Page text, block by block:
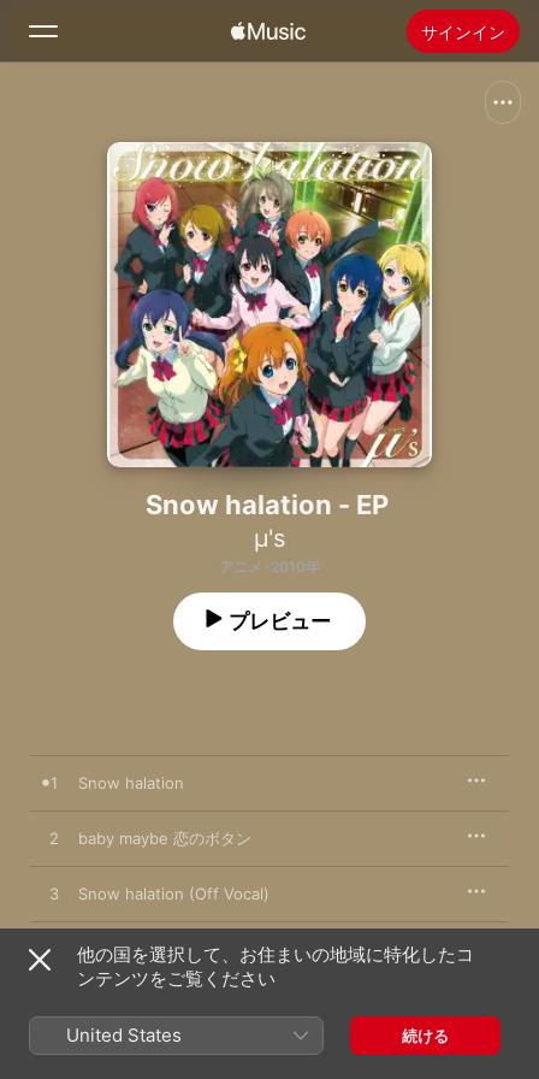
サインイン
ホーム
新着おすすめ
Apple Musicをインストール
Snow halation - EP
μ's
アニメ · 2010年
プレビュー
1 Snow halation
2 baby maybe 恋のボタン
3 Snow halation (Off Vocal)
4 baby maybe 恋のボタン (Off Vocal)
2010年12月22日
4曲、17分
他の国を選択して、お住まいの地域に特化したコ
ンテンツをご覧ください
United States 続ける